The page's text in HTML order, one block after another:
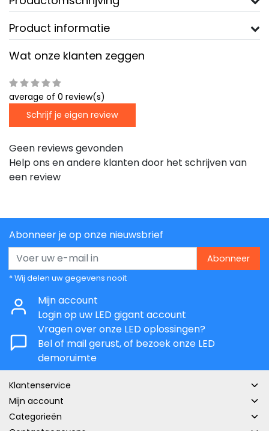
Product informatie
Wat onze klanten zeggen
average of 0 review(s)
Schrijf je eigen review
Geen reviews gevonden
Help ons en andere klanten door het schrijven van
een review
Abonneer je op onze nieuwsbrief
Abonneer
* Wij delen uw gegevens nooit
Mijn account
Login op uw LED gigant account
Vragen over onze LED oplossingen?
Bel of mail gerust, of bezoek onze LED
demoruimte
Klantenservice
Mijn account
Categorieën